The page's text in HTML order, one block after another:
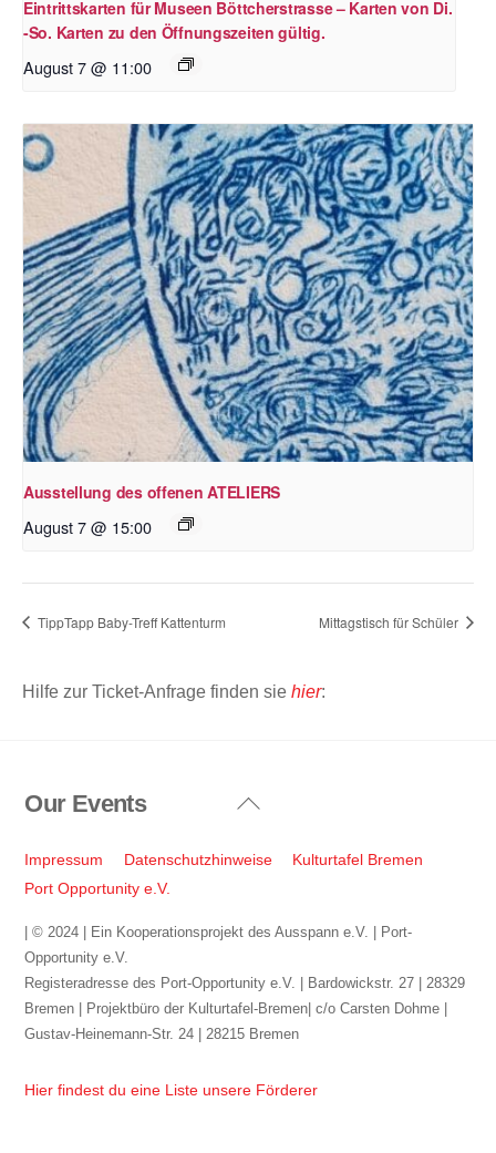
Eintrittskarten für Museen Böttcherstrasse – Karten von Di.
-So. Karten zu den Öffnungszeiten gültig.
August 7 @ 11:00
Ausstellung des offenen ATELIERS
August 7 @ 15:00
TippTapp Baby-Treff Kattenturm Mittagstisch für Schüler
Hilfe zur Ticket-Anfrage finden sie hier:
Back
Top
Our Events
Impressum Datenschutzhinweise
Kulturtafel Bremen
Port Opportunity e.V.
| © 2024 | Ein Kooperationsprojekt des Ausspann e.V. | Port-
Opportunity e.V.
Registeradresse des Port-Opportunity e.V. | Bardowickstr. 27 | 28329
Bremen | Projektbüro der Kulturtafel-Bremen| c/o Carsten Dohme |
Gustav-Heinemann-Str. 24 | 28215 Bremen
Hier findest du eine Liste unsere Förderer